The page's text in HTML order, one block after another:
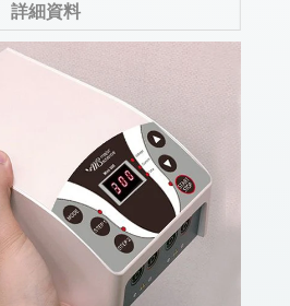
詳細資料